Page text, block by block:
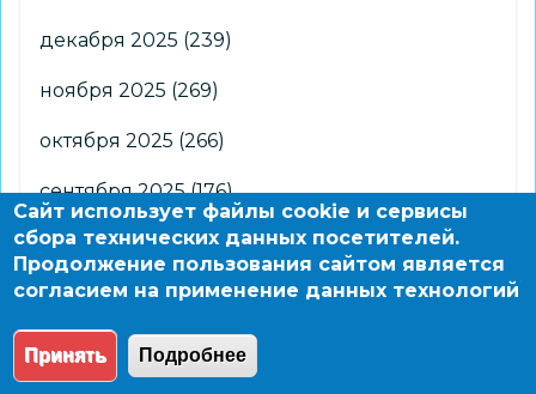
декабря 2025 (239)
ноября 2025 (269)
октября 2025 (266)
сентября 2025(176)
августа 2025(2)
образовательный сайт по заказу департамента
образования мэрии города Новосибирска
Сайт использует файлы cookie и сервисы
сбора технических данных посетителей.
Продолжение пользования сайтом является
согласием на применение данных технологий
Принять Подробнее